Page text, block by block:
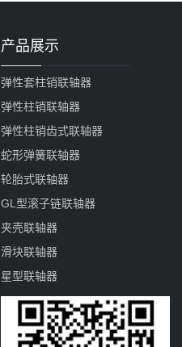
产品展示
弹性套柱销联轴器
弹性柱销联轴器
弹性柱销齿式联轴器
蛇形弹簧联轴器
轮胎式联轴器
GL型滚子链联轴器
夹壳联轴器
滑块联轴器
星型联轴器